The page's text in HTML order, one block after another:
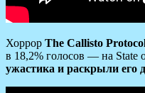
Хоррор The Callisto
в 18,2% голосов — на State
ужастика и раскрыли его